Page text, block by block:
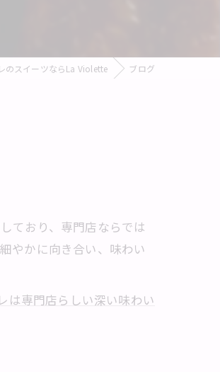
のスイーツならLa Violette ブログ
ており、専門店ならでは
やかに向き合い、味わい
は専門店らしい深い味わい